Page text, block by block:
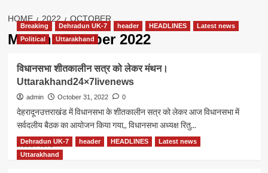
HOME 2022 OCTOBER
Month:October 2022
Breaking Dehradun UK-7 header HEADLINES
Latest news
Political
Uttarakhand
विधानसभा शीतकालीन सत्र को लेकर मंथन।
Uttarakhand24×7livenews
admin October 31, 2022 0
देहरादूनउत्तराखंड में विधानसभा के शीतकालीन सत्र को लेकर आज विधानसभा में
सर्वदलीय बैठक का आयोजन किया गया,, विधानसभा अध्यक्ष रितु...
Read MoreRead
more
Dehradun UK-7 header HEADLINES
Latest news
Uttarakhand